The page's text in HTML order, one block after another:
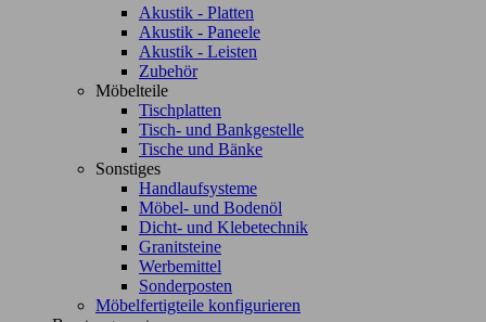
Akustik - Platten
Akustik - Paneele
Akustik - Leisten
Zubehör
Möbelteile
Tischplatten
Tisch- und Bankgestelle
Tische und Bänke
Sonstiges
Handlaufsysteme
Möbel- und Bodenöl
Dicht- und Klebetechnik
Granitsteine
Werbemittel
Sonderposten
Möbelfertigteile konfigurieren